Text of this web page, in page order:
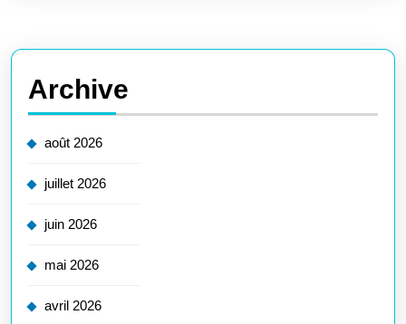
Archive
août 2026
juillet 2026
juin 2026
mai 2026
avril 2026